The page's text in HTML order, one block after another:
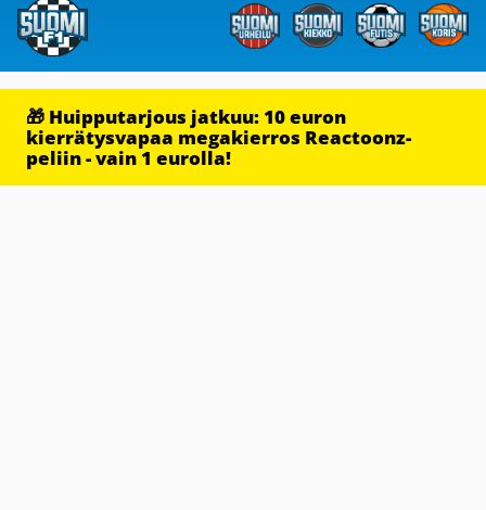
🎁 Huipputarjous jatkuu: 10 euron
kierrätysvapaa megakierros Reactoonz-
peliin - vain 1 eurolla!